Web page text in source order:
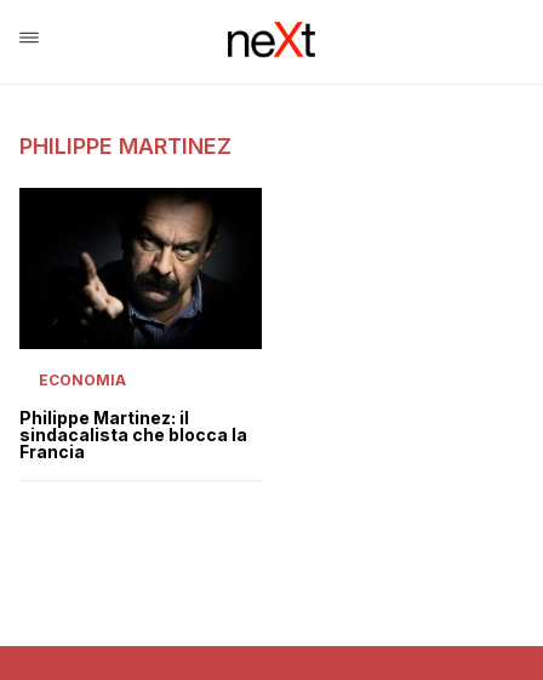
PHILIPPE MARTINEZ
ECONOMIA
Philippe Martinez: il
sindacalista che blocca la
Francia